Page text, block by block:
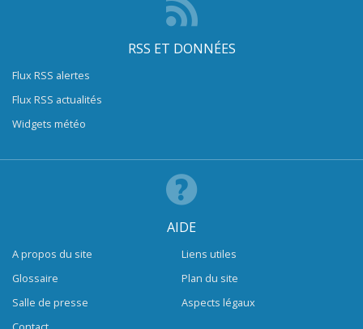
RSS ET DONNÉES
Flux RSS alertes
Flux RSS actualités
Widgets météo
AIDE
A propos du site
Glossaire
Salle de presse
Liens utiles
Plan du site
Aspects légaux